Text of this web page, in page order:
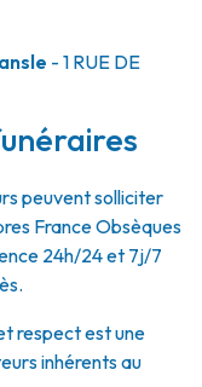
- 1 RUE DE
peuvent solliciter
France Obsèques
24h/24 et 7j/7
respect est une
inhérents au